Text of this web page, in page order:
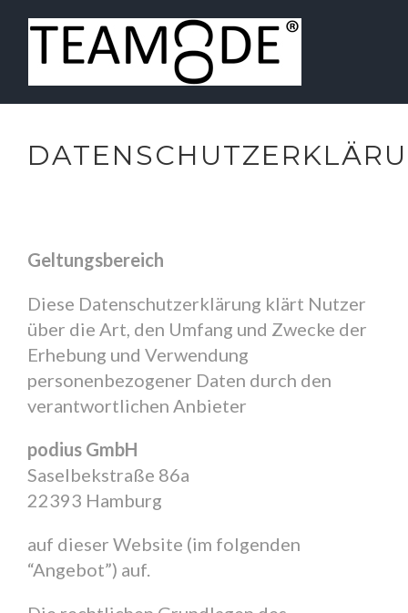
Geltungsbereich
Diese Datenschutzerklärung klärt Nutzer
über die Art, den Umfang und Zwecke der
Erhebung und Verwendung
personenbezogener Daten durch den
verantwortlichen Anbieter
podius GmbH
Saselbekstraße 86a
22393 Hamburg
auf dieser Website (im folgenden
“Angebot”) auf.